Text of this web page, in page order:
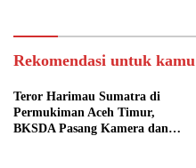
Rekomendasi untuk kamu
Teror Harimau Sumatra di
Permukiman Aceh Timur,
BKSDA Pasang Kamera dan